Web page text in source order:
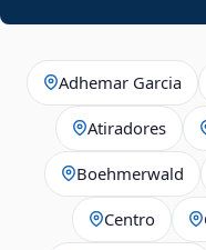
Adhemar Garcia
Atiradores
Boehmerwald
Centro